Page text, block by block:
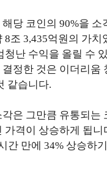
당 코인의 90%을 소
8조 3,435억원의 가치
청난 수익을 올릴 수
정한 것은 이더리움
같습니다.
은 그만큼 유통되는
가격이 상승하게 됩니
간 만에 34% 상승하